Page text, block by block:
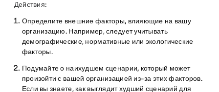
Действия:
Определите внешние факторы, влияющие на вашу
организацию. Например, следует учитывать
демографические, нормативные или экологические
факторы.
Подумайте о наихудшем сценарии, который может
произойти с вашей организацией из-за этих факторов.
Если вы знаете, как выглядит худший сценарий для